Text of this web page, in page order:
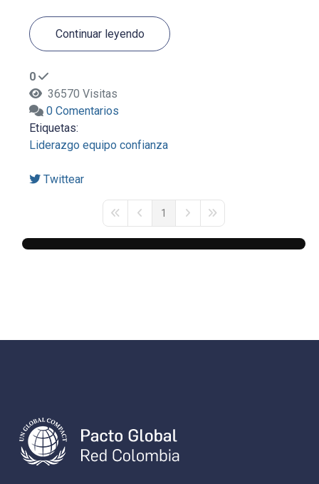
Continuar leyendo
0
36570 Visitas
0 Comentarios
Etiquetas:
Liderazgo equipo confianza
Twittear
First PagePrevious Page
1
Next PageLast Page